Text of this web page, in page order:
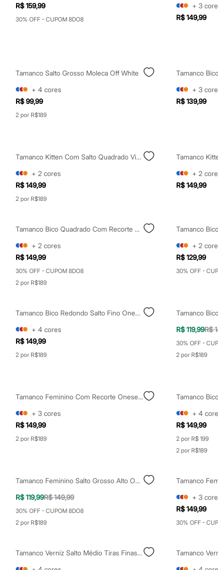
Tops
Moda íntima
Calcinhas
Biquínis
Maiôs
Saídas de praia
Personagens
Plus size
Blusas e Camisetas
Moda esportiva
Vestidos
Masculino
Em alta
Dia dos Pais
Roupas
Bermudas
Camisas
Calças
Camisetas e Regatas
Casacos e Jaquetas
Jeans
Polos
Chapéus e Bonés
Carteiras
Óculos
Relógios
Calçados
Sandálias e Papetes
Tênis
Moda esportiva
Acessórios
Bermudas
Camisetas
Calças
Cuecas
Pijamas
Moda praia
Personagens
Plus size
Camisas
Casacos e Jaquetas
Jeans
R$ 159,99
30% OFF - CUPOM 8DO8
+ 3
R$ 149,99
Tamanco Salto Grosso Moleca Off White
+ 4 cores
R$ 99,99
2 por R$189
Tamanco
+ 3
R$ 139,99
Tamanco Kitten Com Salto Quadrado Vinho
+ 2 cores
R$ 149,99
2 por R$189
+ 2
R$ 149,99
Tamanco Bico Quadrado Com Recorte Salto Grosso Oneself Preto
+ 2 cores
R$ 149,99
30% OFF - CUPOM 8DO8
2 por R$189
+ 2
R$ 129,99
30% OFF -
Tamanco Bico Redondo Salto Fino Oneself Marrom
+ 4 cores
R$ 149,99
2 por R$189
R$ 119,99R$
30% OFF -
2 por R$189
Tamanco Feminino Com Recorte Oneself Dourado
+ 3 cores
R$ 149,99
2 por R$189
+ 4
R$ 149,99
2 por R$ 199
2 por R$189
Tamanco Feminino Salto Grosso Alto Oneself Marrom
R$ 119,99R$ 149,99
30% OFF - CUPOM 8DO8
2 por R$189
+ 3
R$ 149,99
30% OFF -
Tamanco Verniz Salto Médio Tiras Finas Oneself Marrom